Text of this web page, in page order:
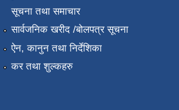
सूचना तथा समाचार
सार्वजनिक खरीद /बोलपत्र सूचना
ऐन, कानुन तथा निर्देशिका
कर तथा शुल्कहरु